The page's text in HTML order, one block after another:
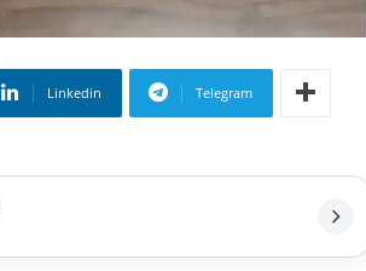
Linkedin Telegram